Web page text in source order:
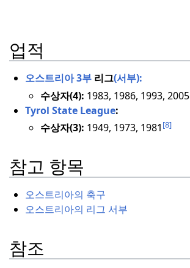
업적
오스트리아 3부리그(서부):
수상자(4): 1983, 1986, 1993, 2005
Tyrol State League:
수상자(3): 1949, 1973, 1981 [8]
참고 항목
오스트리아의 축구
오스트리아의 리그 서부
참조